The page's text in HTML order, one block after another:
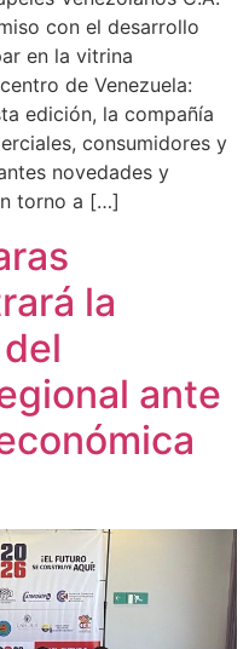
con el desarrollo
en la vitrina
de Venezuela:
edición, la compañía
consumidores y
novedades y
torno a […]
la
ante